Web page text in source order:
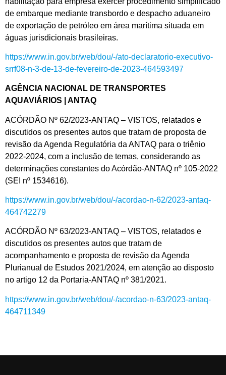
de embarque mediante transbordo e despacho aduaneiro
de exportação de petróleo em área marítima situada em
águas jurisdicionais brasileiras.
https://www.in.gov.br/web/dou/-/ato-declaratorio-executivo-
srrf08-n-3-de-13-de-fevereiro-de-2023-464593497
AGÊNCIA NACIONAL DE TRANSPORTES
AQUAVIÁRIOS | ANTAQ
ACÓRDÃO Nº 62/2023-ANTAQ – VISTOS, relatados e
discutidos os presentes autos que tratam de proposta de
revisão da Agenda Regulatória da ANTAQ para o triênio
2022-2024, com a inclusão de temas, considerando as
determinações constantes do Acórdão-ANTAQ nº 105-2022
(SEI nº 1534616).
https://www.in.gov.br/web/dou/-/acordao-n-62/2023-antaq-
464742279
ACÓRDÃO Nº 63/2023-ANTAQ – VISTOS, relatados e
discutidos os presentes autos que tratam de
acompanhamento e proposta de revisão da Agenda
Plurianual de Estudos 2021/2024, em atenção ao disposto
no artigo 12 da Portaria-ANTAQ nº 381/2021.
https://www.in.gov.br/web/dou/-/acordao-n-63/2023-antaq-
464711349